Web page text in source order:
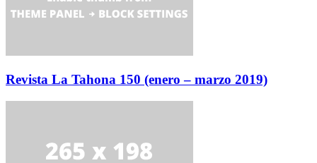
Revista La Tahona 150 (enero – marzo 2019)